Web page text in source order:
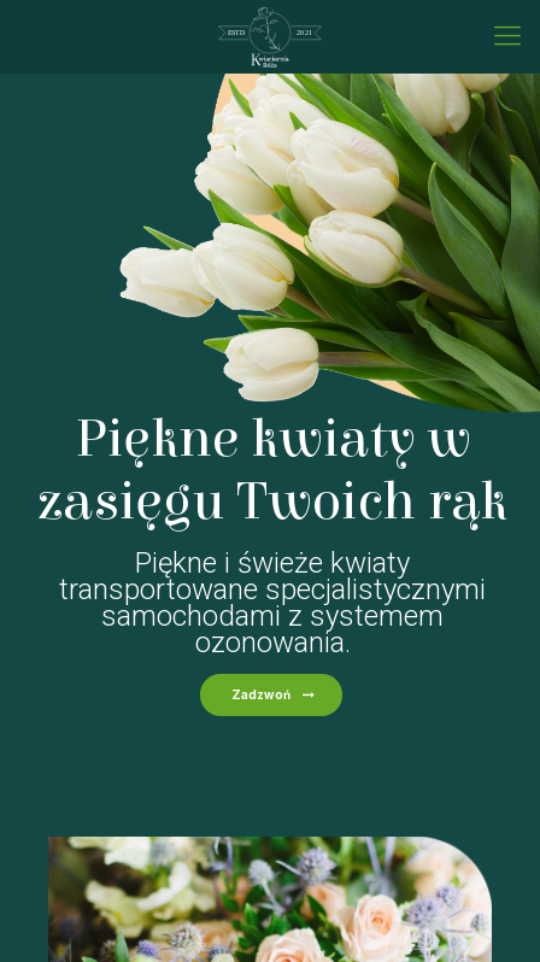
Zadzwoń
Piękne kwiaty w
zasięgu Twoich rąk
Piękne i świeże kwiaty
transportowane specjalistycznymi
samochodami z systemem
ozonowania.